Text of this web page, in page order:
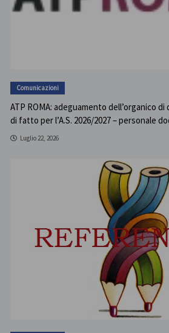
Comunicazioni
ATP ROMA: adeguamento dell’organico
di fatto per l’A.S. 2026/2027 – personale
Luglio 22, 2026